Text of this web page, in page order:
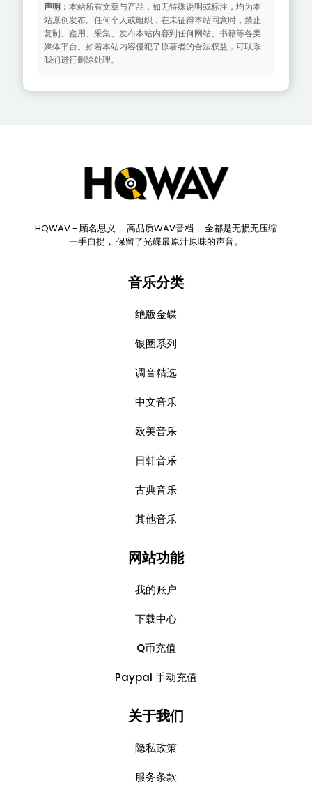
声明： 本站所有文章与产品，如无特殊说明或标注，均为本
站原创发布。任何个人或组织，在未征得本站同意时，禁止
复制、盗用、采集、发布本站内容到任何网站、书籍等各类
媒体平台。如若本站内容侵犯了原著者的合法权益，可联系
我们进行删除处理。
HQWAV - 顾名思义， 高品质WAV音档， 全都是无损无压缩
一手自捉， 保留了光碟最原汁原味的声音。
音乐分类
绝版金碟
银圈系列
调音精选
中文音乐
欧美音乐
日韩音乐
古典音乐
其他音乐
网站功能
我的账户
下载中心
Q币充值
Paypal 手动充值
关于我们
隐私政策
服务条款